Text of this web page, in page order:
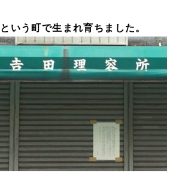
いう町で生まれ育ちました。